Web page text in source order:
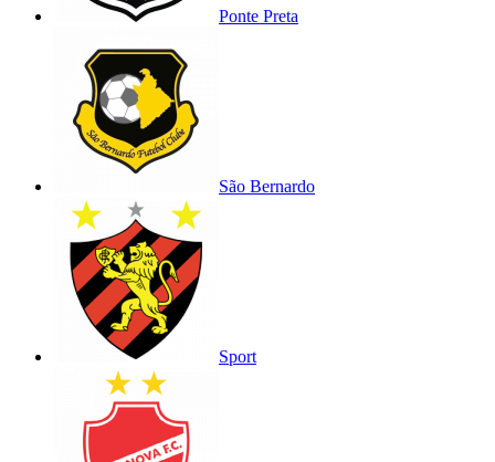
Ponte Preta
São Bernardo
Sport